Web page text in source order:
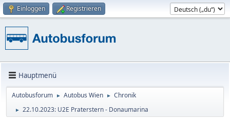
Einloggen Registrieren
Hauptmenü
Autobusforum ► Autobus Wien ► Chronik
► 22.10.2023: U2E Praterstern - Donaumarina